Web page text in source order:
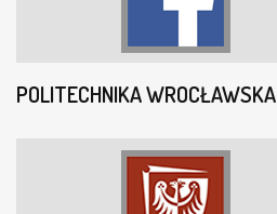
POLITECHNIKA WROCŁAWSKA